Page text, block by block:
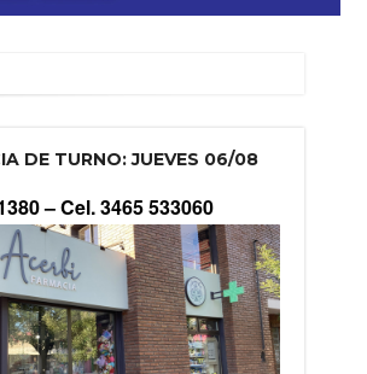
DE TURNO: JUEVES 06/08
–Cel. 3465 533060